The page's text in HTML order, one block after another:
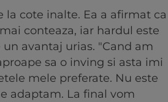
la cote inalte. Ea a afirmat ca
conteaza, iar hardul este
avantaj urias. "Cand am
sa o inving si asta imi
mele preferate. Nu este
adaptam. La final vom